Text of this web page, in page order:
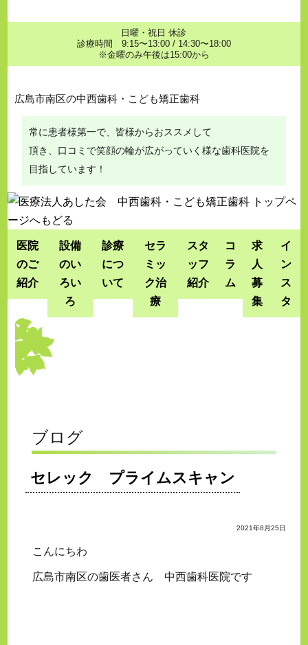
日曜・祝日 休診
診療時間 9:15〜13:00 / 14:30〜18:00
※金曜のみ午後は15:00から
広島市南区の中西歯科・こども矯正歯科
常に患者様第一で、皆様からおススメして
頂き、口コミで笑顔の輪が広がっていく様な歯科医院を
目指しています！
医院
のご
紹介
設備
のい
ろい
ろ
診療
につ
いて
セラ
ミッ
ク治
療
スタ
ッフ
紹介
コ
ラ
ム
求
人
募
集
イ
ン
ス
タ
ブログ
セレック プライムスキャン
2021年8月25日
こんにちわ
広島市南区の歯医者さん 中西歯科医院です